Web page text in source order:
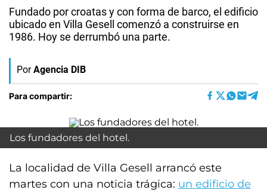
Fundado por croatas y con forma de barco, el edificio
ubicado en Villa Gesell comenzó a construirse en
1986. Hoy se derrumbó una parte.
Por Agencia DIB
Para compartir:
Los fundadores del hotel.
La localidad de Villa Gesell arrancó este
martes con una noticia trágica: un edificio de